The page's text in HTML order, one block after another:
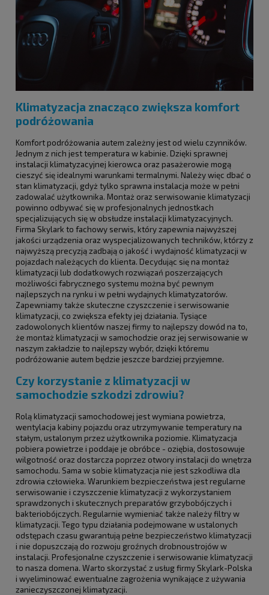
Klimatyzacja znacząco zwiększa komfort
podróżowania
Komfort podróżowania autem zależny jest od wielu czynników.
Jednym z nich jest temperatura w kabinie. Dzięki sprawnej
instalacji klimatyzacyjnej kierowca oraz pasażerowie mogą
cieszyć się idealnymi warunkami termalnymi. Należy więc dbać o
stan klimatyzacji, gdyż tylko sprawna instalacja może w pełni
zadowalać użytkownika. Montaż oraz serwisowanie klimatyzacji
powinno odbywać się w profesjonalnych jednostkach
specjalizujących się w obsłudze instalacji klimatyzacyjnych.
Firma Skylark to fachowy serwis, który zapewnia najwyższej
jakości urządzenia oraz wyspecjalizowanych techników, którzy z
najwyższą precyzją zadbają o jakość i wydajność klimatyzacji w
pojazdach należących do klienta. Decydując się na montaż
klimatyzacji lub dodatkowych rozwiązań poszerzających
możliwości fabrycznego systemu można być pewnym
najlepszych na rynku i w pełni wydajnych klimatyzatorów.
Zapewniamy także skuteczne czyszczenie i serwisowanie
klimatyzacji, co zwiększa efekty jej działania. Tysiące
zadowolonych klientów naszej firmy to najlepszy dowód na to,
że montaż klimatyzacji w samochodzie oraz jej serwisowanie w
naszym zakładzie to najlepszy wybór, dzięki któremu
podróżowanie autem będzie jeszcze bardziej przyjemne.
Czy korzystanie z klimatyzacji w
samochodzie szkodzi zdrowiu?
Rolą klimatyzacji samochodowej jest wymiana powietrza,
wentylacja kabiny pojazdu oraz utrzymywanie temperatury na
stałym, ustalonym przez użytkownika poziomie. Klimatyzacja
pobiera powietrze i poddaje je obróbce - oziębia, dostosowuje
wilgotność oraz dostarcza poprzez otwory instalacji do wnętrza
samochodu. Sama w sobie klimatyzacja nie jest szkodliwa dla
zdrowia człowieka. Warunkiem bezpieczeństwa jest regularne
serwisowanie i czyszczenie klimatyzacji z wykorzystaniem
sprawdzonych i skutecznych preparatów grzybobójczych i
bakteriobójczych. Regularnie wymieniać także należy filtry w
klimatyzacji. Tego typu działania podejmowane w ustalonych
odstępach czasu gwarantują pełne bezpieczeństwo klimatyzacji
i nie dopuszczają do rozwoju groźnych drobnoustrojów w
instalacji. Profesjonalne czyszczenie i serwisowanie klimatyzacji
to nasza domena. Warto skorzystać z usług firmy Skylark-Polska
i wyeliminować ewentualne zagrożenia wynikające z używania
zanieczyszczonej klimatyzacji.